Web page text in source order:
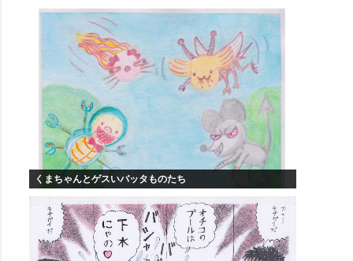
くまちゃんとゲスいバッタものたち